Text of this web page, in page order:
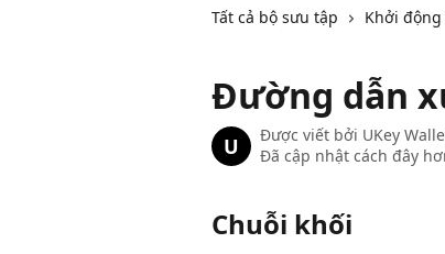
Tất cả bộ sưu tập Khởi
Đường dẫn
U Được viết bởi UKey
Đã cập nhật cách đây
Chuỗi khối